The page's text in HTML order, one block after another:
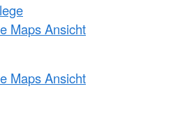
Maps Ansicht
Maps Ansicht